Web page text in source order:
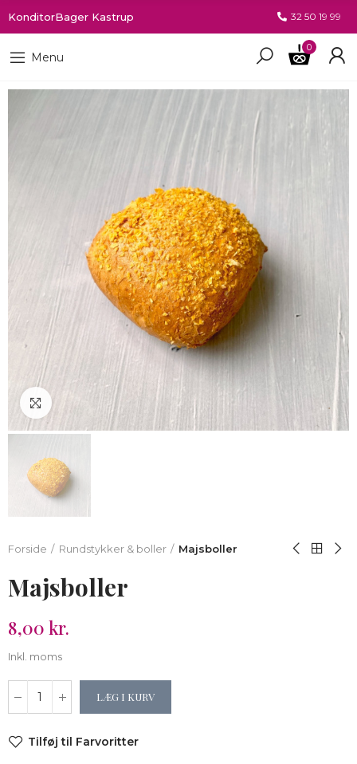
KonditorBager Kastrup 32 50 19 99
Menu
0
Klik for at forstørre
Forside Rundstykker & boller Majsboller
Majsboller
8,00 kr.
Inkl. moms
LÆG I KURV
Tilføj til Farvoritter